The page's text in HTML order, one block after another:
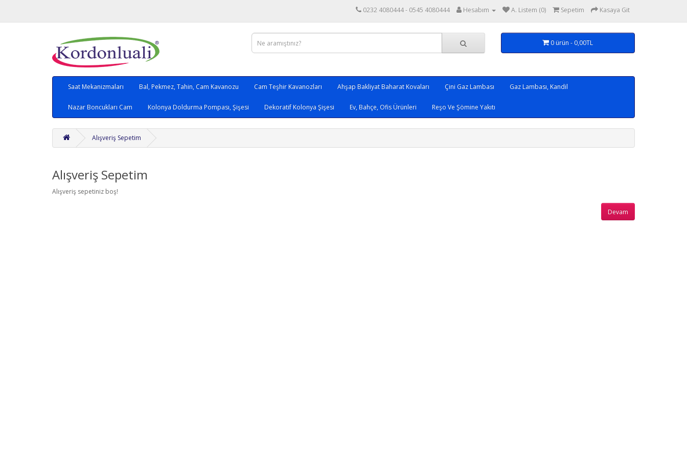
0232 4080444 - 0545 4080444 Hesabım A. Listem (0) Sepetim Kasaya Git
0 ürün - 0,00TL
Saat Mekanizmaları Bal, Pekmez, Tahin, Cam Kavanozu Cam Teşhir Kavanozları Ahşap Bakliyat Baharat Kovaları Çini Gaz Lambası Gaz Lambası, Kandil
Nazar Boncukları Cam Kolonya Doldurma Pompası, Şişesi Dekoratif Kolonya Şişesi Ev, Bahçe, Ofis Ürünleri Reşo Ve Şömine Yakıtı
Alışveriş Sepetim
Alışveriş Sepetim
Alışveriş sepetiniz boş!
Devam